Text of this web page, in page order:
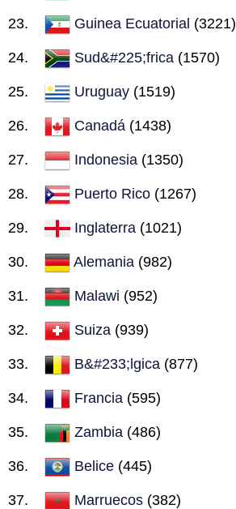
Guinea Ecuatorial (3221)
Sud&#225;frica (1570)
Uruguay (1519)
Canadá (1438)
Indonesia (1350)
Puerto Rico (1267)
Inglaterra (1021)
Alemania (982)
Malawi (952)
Suiza (939)
B&#233;lgica (877)
Francia (595)
Zambia (486)
Belice (445)
Marruecos (382)